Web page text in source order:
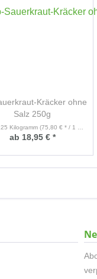
Kräcker ohne
Salz 250g
Kilogramm (75,80 € * / 1 Kilogramm)
ab 18,95 € *